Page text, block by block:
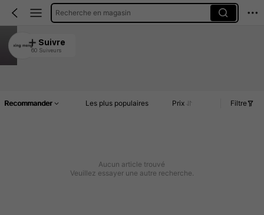
Recherche en magasin
xing meng
4.94
Suivre
60 Suiveurs
Recommander Les plus populaires Prix Filtre
Aucun article trouvé
Veuillez essayer une autre recherche.